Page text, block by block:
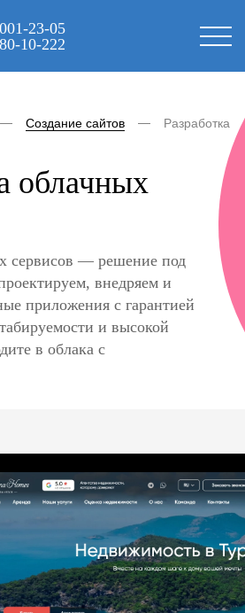
001-23-05
80-10-222
Создание сайтов
Разработка
облачных
сервисов — решение под
внедряем и
приложения с гарантией
и высокой
в облака с